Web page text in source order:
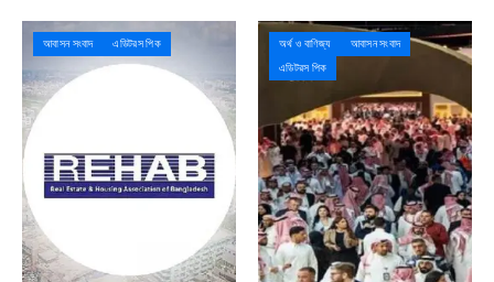
আবাসন সংবাদ এডিটরস পিক অর্থ ও বাণিজ্য
আবাসন সংবাদ
এডিটরস পিক